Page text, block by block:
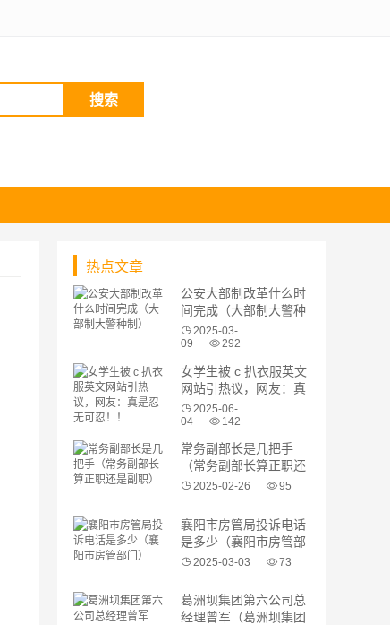
搜索
热点文章
公安大部制改革什么时
间完成（大部制大警种
制）2025-03-
09
292
女学生被 c 扒衣服英文
网站引热议，网友：真
是忍无可忍！！
2025-06-
04
142
常务副部长是几把手
（常务副部长算正职还
是副职）
2025-02-26 95
襄阳市房管局投诉电话
是多少（襄阳市房管部
门）2025-03-03 73
葛洲坝集团第六公司总
经理曾军（葛洲坝集团